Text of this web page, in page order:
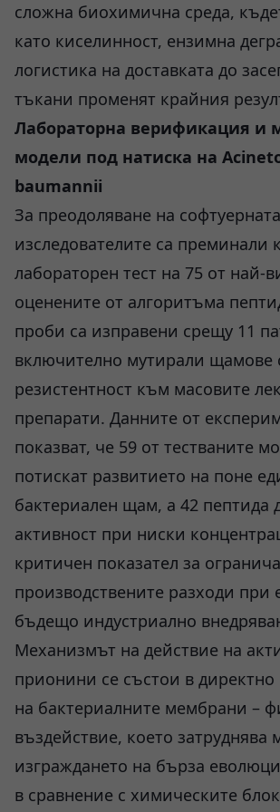
сложна биохимична среда,
като киселинност, ензимна
логистика на доставката до
тъкани променят крайния
Лабораторна верификация и
модели под натиска на
baumannii
За преодоляване на
изследователите са преминали
лабораторен тест на 75 от най-
оценените от алгоритъма
проби са изправени срещу 11
включително мутирали щамове
резистентност към масовите
препарати. Данните от
показват, че 59 от тестваните
потискат развитието на поне
бактериален щам, а 42 пептида
активност при ниски
критичен показател за
производствените разходи при
бъдещо индустриално
Механизмът на действие на
прионини се състои в
на бактериалните мембрани –
въздействие, което затруднява
изграждането на бърза
в сравнение с химическите